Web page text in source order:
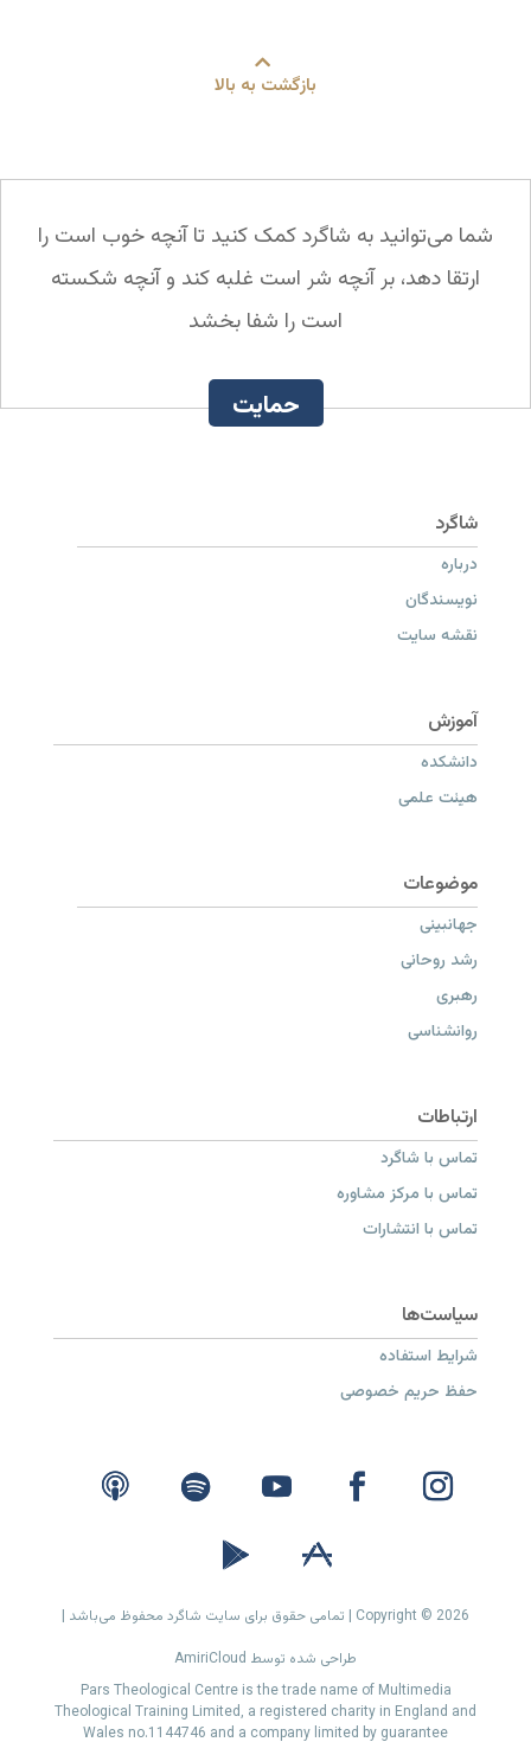
بازگشت به بالا
شما می‌توانید به شاگرد کمک کنید تا آنچه خوب است را
ارتقا دهد، بر آنچه شر است غلبه کند و آنچه شکسته
است را شفا بخشد
حمایت
درباره
نویسندگان
نقشه سایت
دانشکده
هیئت علمی
جهانبینی
رشد روحانی
رهبری
روانشناسی
تماس با شاگرد
تماس با مرکز مشاوره
تماس با انتشارات
شرایط استفاده
حفظ حریم خصوصی
Copyright © 2026 | تمامی حقوق برای سایت شاگرد محفوظ می‌باشد |
طراحی شده توسط AmiriCloud
Pars Theological Centre is the trade name of Multimedia
Theological Training Limited, a registered charity in England and
Wales no.1144746 and a company limited by guarantee